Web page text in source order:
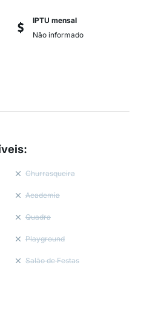
IPTU mensal
Não informado
:
Churrasqueira
Academia
Quadra
Playground
Salão de Festas